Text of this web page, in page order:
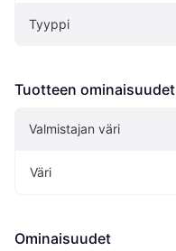
Tyyppi
Tuotteen ominaisuudet
Valmistajan väri
Väri
Ominaisuudet